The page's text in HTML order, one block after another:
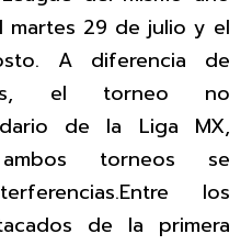
29 de julio y el
A diferencia de
el torneo no
de la Liga MX,
torneos se
los
de la primera